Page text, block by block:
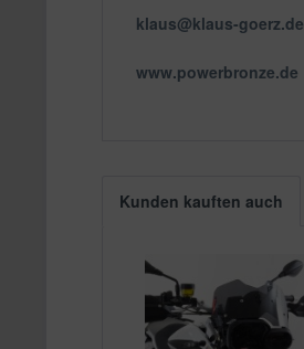
klaus@klaus-goerz.de
www.powerbronze.de
Kunden kauften auch